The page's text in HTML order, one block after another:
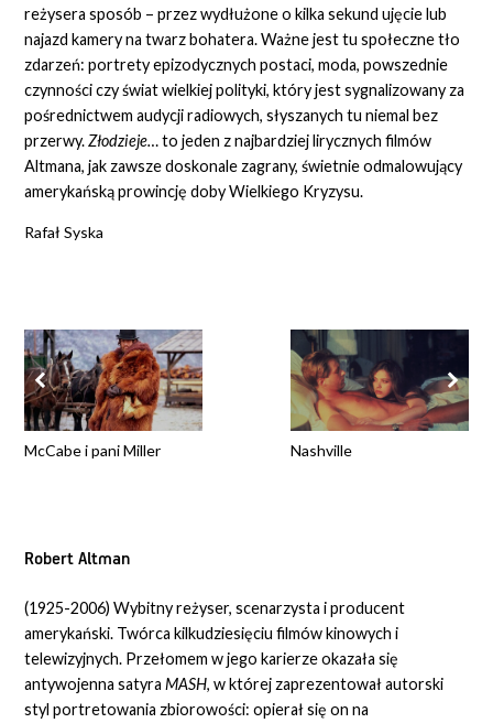
McCabe i pani Miller Nashville
reżysera sposób – przez wydłużone o kilka sekund ujęcie lub
najazd kamery na twarz bohatera. Ważne jest tu społeczne tło
zdarzeń: portrety epizodycznych postaci, moda, powszednie
czynności czy świat wielkiej polityki, który jest sygnalizowany za
pośrednictwem audycji radiowych, słyszanych tu niemal bez
przerwy.Złodzieje…to jeden z najbardziej lirycznych filmów
Altmana, jak zawsze doskonale zagrany, świetnie odmalowujący
amerykańską prowincję doby Wielkiego Kryzysu.
Rafał Syska
Robert Altman
(1925-2006) Wybitny reżyser, scenarzysta i producent
amerykański. Twórca kilkudziesięciu filmów kinowych i
telewizyjnych. Przełomem w jego karierze okazała się
antywojenna satyraMASH, w której zaprezentował autorski
styl portretowania zbiorowości: opierał się on na